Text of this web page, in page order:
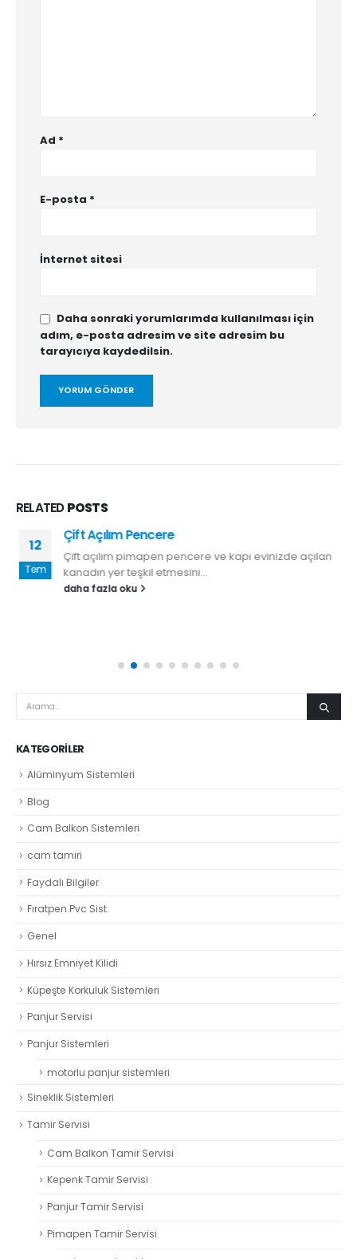
Ad *
E-posta *
İnternet sitesi
Daha sonraki yorumlarımda kullanılması için
adım, e-posta adresim ve site adresim bu
tarayıcıya kaydedilsin.
RELATEDPOSTS
12
Tem
Çift Açılım Pencere
Çift açılım pimapen pencere ve kapı evinizde açılan
kanadın yer teşkil etmesini...
daha fazla oku
KATEGORILER
Blog
Cam Balkon Sistemleri
cam tamiri
Fıratpen Pvc Sist.
Genel
Hırsız Emniyet Kilidi
Küpeşte Korkuluk Sistemleri
Panjur Servisi
Panjur Sistemleri
motorlu panjur sistemleri
Sineklik Sistemleri
Tamir Servisi
Panjur Tamir Servisi
Pimapen Tamir Servisi
pimapen tamiri
Sineklik Tamir Servisi